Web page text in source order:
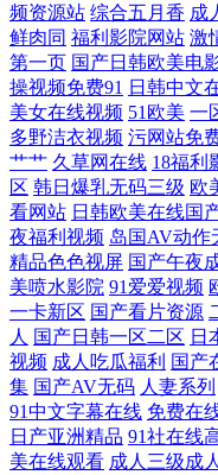
色色 色五月激情丁香 先锋
址 豆花视频在线 www超碰
91做爱高清 91色女 91露踝
网站 91资源共享视频 91精
婷亚洲 人人人a∨av 免费AV
视频区 AV网站免费在线观
试看 夜夜骑家庭影院 影音
一区 日韩成人精品久久无
频资源站 综合五月香 成
鲜肉同 福利影院网站 激
第一页 国产日韩欧美电
操视频免费91 日韩中文
美女在线视频 51欧美 一
多野洁衣视频 污网站免
艹艹 久草网在线 18福利
区 韩日爆乳无码三级 欧
看网站 日韩欧美在线国
夜福利视频 岛国AV动作
精品色色视屏 国产午夜
美喷水影院 91爱爱视频
一卡新区 国产看片资源
人 国产日韩一区二区 日
视频 成人吃瓜福利 国产
集 国产AV无码 人妻系列
91中文字幕在线 免费在
日产亚洲精品 91社在线
美在线观看 成人三级成